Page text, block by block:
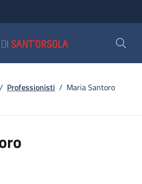
/ Professionisti / Maria Santoro